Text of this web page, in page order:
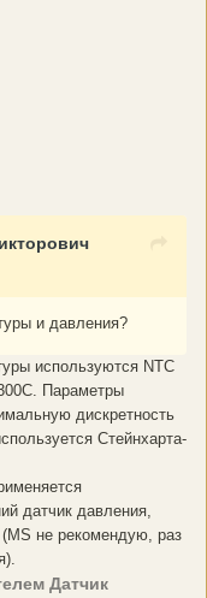
и давления?
используются NTC
Параметры
дискретность
Стейнхарта-
датчик давления,
не рекомендую, раз
Датчик